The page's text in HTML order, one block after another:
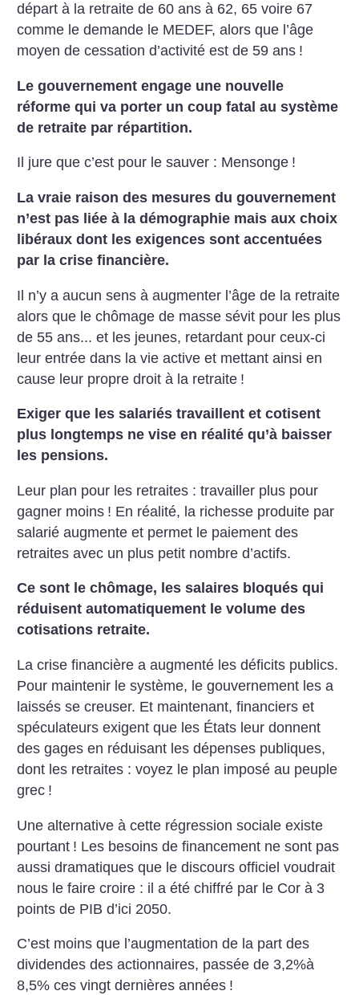
départ à la retraite de 60 ans à 62, 65 voire 67
comme le demande le MEDEF, alors que l’âge
moyen de cessation d’activité est de 59 ans !
Le gouvernement engage une nouvelle
réforme qui va porter un coup fatal au système
de retraite par répartition.
Il jure que c’est pour le sauver : Mensonge !
La vraie raison des mesures du gouvernement
n’est pas liée à la démographie mais aux choix
libéraux dont les exigences sont accentuées
par la crise financière.
Il n’y a aucun sens à augmenter l’âge de la retraite
alors que le chômage de masse sévit pour les plus
de 55 ans... et les jeunes, retardant pour ceux-ci
leur entrée dans la vie active et mettant ainsi en
cause leur propre droit à la retraite !
Exiger que les salariés travaillent et cotisent
plus longtemps ne vise en réalité qu’à baisser
les pensions.
Leur plan pour les retraites : travailler plus pour
gagner moins ! En réalité, la richesse produite par
salarié augmente et permet le paiement des
retraites avec un plus petit nombre d’actifs.
Ce sont le chômage, les salaires bloqués qui
réduisent automatiquement le volume des
cotisations retraite.
La crise financière a augmenté les déficits publics.
Pour maintenir le système, le gouvernement les a
laissés se creuser. Et maintenant, financiers et
spéculateurs exigent que les États leur donnent
des gages en réduisant les dépenses publiques,
dont les retraites : voyez le plan imposé au peuple
grec !
Une alternative à cette régression sociale existe
pourtant ! Les besoins de financement ne sont pas
aussi dramatiques que le discours officiel voudrait
nous le faire croire : il a été chiffré par le Cor à 3
points de PIB d’ici 2050.
C’est moins que l’augmentation de la part des
dividendes des actionnaires, passée de 3,2%à
8,5% ces vingt dernières années !